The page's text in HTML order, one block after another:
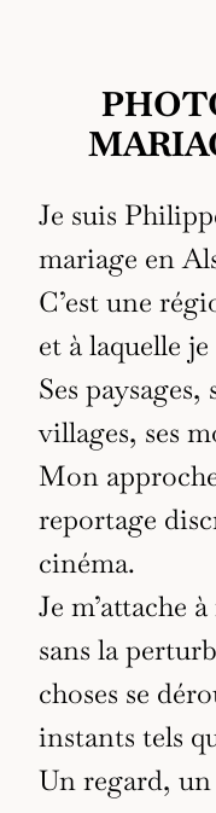
Je suis
mariage en
C’est une
et à laquelle
Ses paysages,
villages, ses
Mon
reportage
cinéma.
Je m’attache
sans la
choses se
instants tels
Un regard,